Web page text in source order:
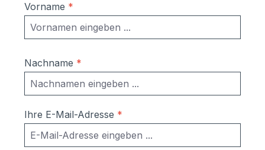
Vorname *
Nachname *
Ihre E-Mail-Adresse *